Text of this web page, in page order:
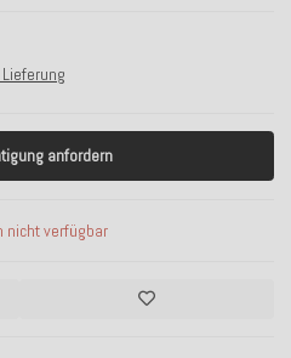
anfordern
nicht verfügbar